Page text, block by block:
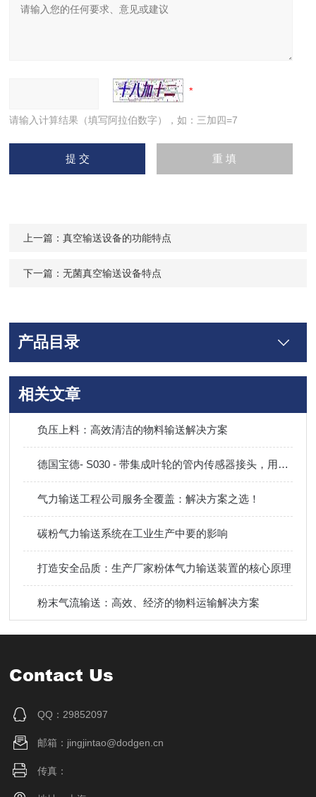
请输入计算结果（填写阿拉伯数字），如：三加四=7
上一篇：真空输送设备的功能特点
下一篇：无菌真空输送设备特点
产品目录
相关文章
负压上料：高效清洁的物料输送解决方案
德国宝德- S030 - 带集成叶轮的管内传感器接头，用于流量测量
气力输送工程公司服务全覆盖：解决方案之选！
碳粉气力输送系统在工业生产中要的影响
打造安全品质：生产厂家粉体气力输送装置的核心原理
粉末气流输送：高效、经济的物料运输解决方案
Contact Us
QQ：29852097
邮箱：jingjintao@dodgen.cn
传真：